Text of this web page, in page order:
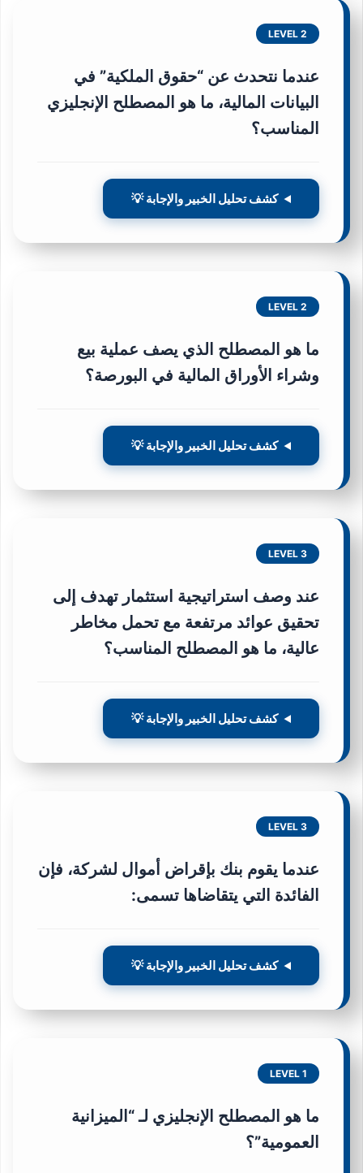
LEVEL 2
عندما نتحدث عن “حقوق الملكية” في
البيانات المالية، ما هو المصطلح الإنجليزي
المناسب؟
كشف تحليل الخبير والإجابة 💡
LEVEL 2
ما هو المصطلح الذي يصف عملية بيع
وشراء الأوراق المالية في البورصة؟
كشف تحليل الخبير والإجابة 💡
LEVEL 3
عند وصف استراتيجية استثمار تهدف إلى
تحقيق عوائد مرتفعة مع تحمل مخاطر
عالية، ما هو المصطلح المناسب؟
كشف تحليل الخبير والإجابة 💡
LEVEL 3
عندما يقوم بنك بإقراض أموال لشركة، فإن
الفائدة التي يتقاضاها تسمى:
كشف تحليل الخبير والإجابة 💡
LEVEL 1
ما هو المصطلح الإنجليزي لـ “الميزانية
العمومية”؟